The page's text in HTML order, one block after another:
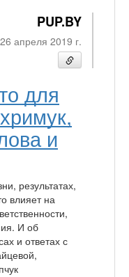
PUP.BY
26 апреля 2019 г.
для
и
результатах,
влияет на
И об
и ответах с